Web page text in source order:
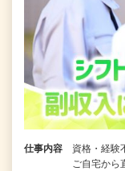
仕事内容
資格・経験
ご自宅から